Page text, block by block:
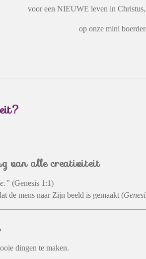
voor een NIEUWE leven in Christus,
op onze mini
van alle creativiteit
(Genesis 1:1)
de mens naar Zijn beeld is gemaakt (
dingen te maken.